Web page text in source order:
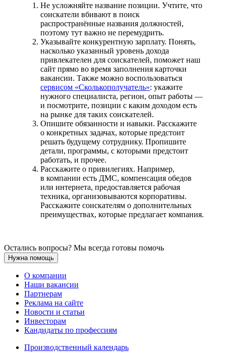
Не усложняйте название позиции. Учтите, что
соискатели вбивают в поиск
распространённые названия должностей,
поэтому тут важно не перемудрить.
Указывайте конкурентную зарплату. Понять,
насколько указанный уровень дохода
привлекателен для соискателей, поможет наш
сайт прямо во время заполнения карточки
вакансии. Также можно воспользоваться
сервисом «Сколькополучатель»: укажите
нужного специалиста, регион, опыт работы —
и посмотрите, позиции с каким доходом есть
на рынке для таких соискателей.
Опишите обязанности и навыки. Расскажите
о конкретных задачах, которые предстоит
решать будущему сотруднику. Пропишите
детали, программы, с которыми предстоит
работать, и прочее.
Расскажите о привилегиях. Например,
в компании есть ДМС, компенсация обедов
или интернета, предоставляется рабочая
техника, организовываются корпоративы.
Расскажите соискателям о дополнительных
преимуществах, которые предлагает компания.
Остались вопросы? Мы всегда готовы помочь
Нужна помощь
О компании
Наши вакансии
Партнерам
Реклама на сайте
Новости и статьи
Инвесторам
Кандидаты по профессиям
Производственный календарь